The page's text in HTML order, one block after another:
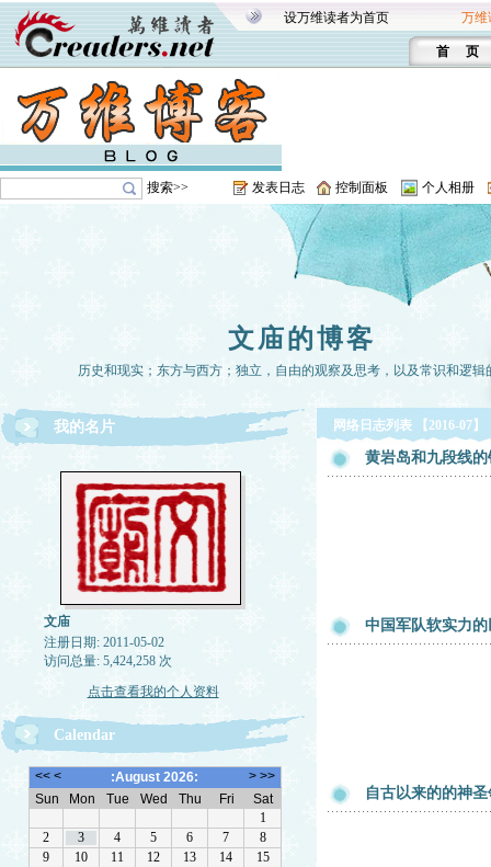
设万维读者为首页 万维
首 页
搜索>> 发表日志 控制面板 个人相册
文庙的博客
历史和现实；东方与西方；独立，自由的观察及思考，以及常识和逻辑
我的名片
文庙
注册日期: 2011-05-02
访问总量: 5,424,258 次
点击查看我的个人资料
Calendar
网络日志列表 【2016-07】
黄岩岛和九段线
中国军队软实力
自古以来的的神